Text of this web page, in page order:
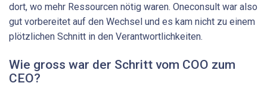
dort, wo mehr Ressourcen nötig waren. Oneconsult war also
gut vorbereitet auf den Wechsel und es kam nicht zu einem
plötzlichen Schnitt in den Verantwortlichkeiten.
Wie gross war der Schritt vom COO zum
CEO?